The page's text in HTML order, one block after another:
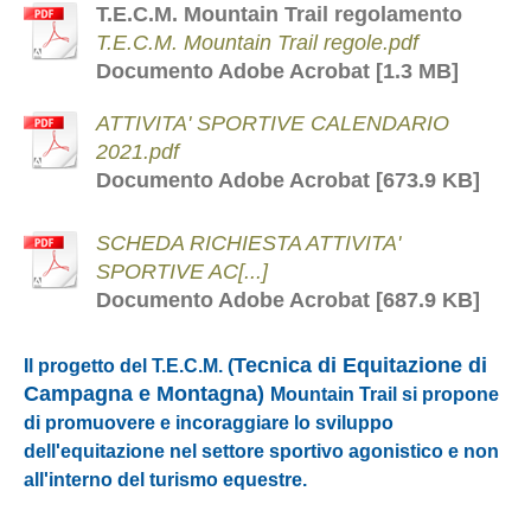
T.E.C.M. Mountain Trail regolamento
T.E.C.M. Mountain Trail regole.pdf
Documento Adobe Acrobat [1.3 MB]
ATTIVITA' SPORTIVE CALENDARIO
2021.pdf
Documento Adobe Acrobat [673.9 KB]
SCHEDA RICHIESTA ATTIVITA'
SPORTIVE AC[...]
Documento Adobe Acrobat [687.9 KB]
Il progetto del T.E.C.M. (Tecnica di Equitazione di
Campagna e Montagna) Mountain Trail si propone
di promuovere e incoraggiare lo sviluppo
dell'equitazione nel settore sportivo agonistico e non
all'interno del turismo equestre.